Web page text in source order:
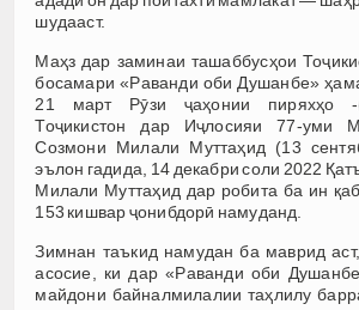
шудааст.
Маҳз дар заминаи ташаббусҳои
босамари «Раванди оби Душанбе»
21 март Рӯзи ҷаҳонии пиряхҳо -
Тоҷикистон дар Иҷлосияи 77-уми
Созмони Милали Муттаҳид (13
эълон гадида, 14 декабри соли 2022
Милали Муттаҳид дар робита ба ин
153 кишвар ҷонибдорӣ намуданд.
Зимнан таъкид намудан ба маврид
асосие, ки дар «Раванди оби
майдони байналмилалии таҳлилу